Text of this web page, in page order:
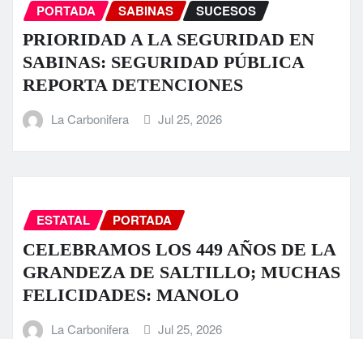
PORTADA SABINAS SUCESOS
PRIORIDAD A LA SEGURIDAD EN
SABINAS: SEGURIDAD PÚBLICA
REPORTA DETENCIONES
La Carbonifera Jul 25, 2026
ESTATAL PORTADA
CELEBRAMOS LOS 449 AÑOS DE LA
GRANDEZA DE SALTILLO; MUCHAS
FELICIDADES: MANOLO
La Carbonifera Jul 25, 2026